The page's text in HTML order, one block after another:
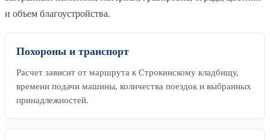
и объем благоустройства.
Похороны и транспорт
Расчет зависит от маршрута к Строкинскому кладбищу,
времени подачи машины, количества поездок и выбранных
принадлежностей.